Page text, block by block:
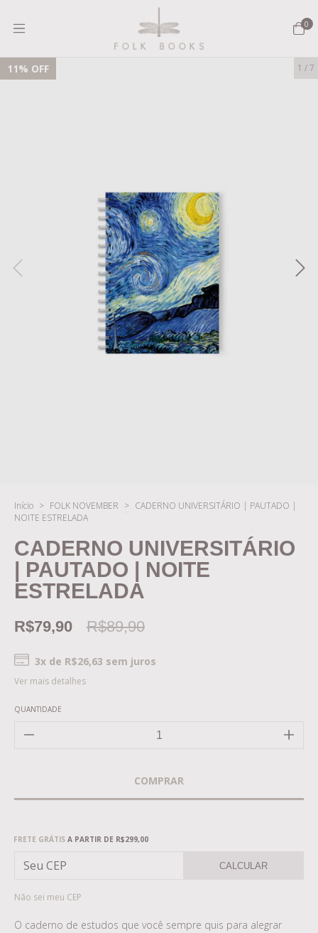
0
11% OFF 1 /7
Início > FOLK NOVEMBER > CADERNO UNIVERSITÁRIO | PAUTADO |
NOITE ESTRELADA
CADERNO UNIVERSITÁRIO
| PAUTADO | NOITE
ESTRELADA
R$79,90 R$89,90
3x de R$26,63 sem juros
Ver mais detalhes
QUANTIDADE
FRETE GRÁTIS A PARTIR DE R$299,00
CALCULAR
Não sei meu CEP
O caderno de estudos que você sempre quis para alegrar